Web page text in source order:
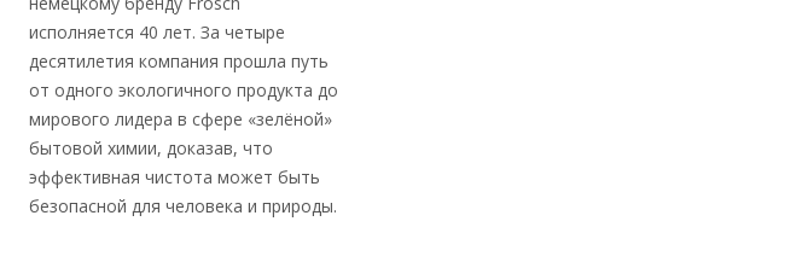
исполняется 40 лет. За четыре
десятилетия компания прошла путь
от одного экологичного продукта до
мирового лидера в сфере «зелёной»
бытовой химии, доказав, что
эффективная чистота может быть
безопасной для человека и природы.